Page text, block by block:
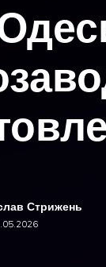
Стрижень